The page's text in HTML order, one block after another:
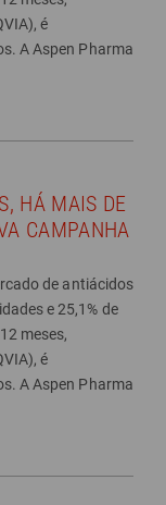
é
A Aspen Pharma
HÁ MAIS DE
CAMPANHA
de antiácidos
e 25,1% de
meses,
é
A Aspen Pharma